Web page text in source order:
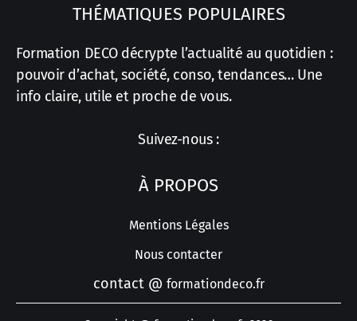
THÉMATIQUES POPULAIRES
Formation DECO décrypte l’actualité au quotidien :
pouvoir d’achat, société, conso, tendances… Une
info claire, utile et proche de vous.
Suivez-nous :
À PROPOS
Mentions Légales
Nous contacter
contact @ formationdeco.fr